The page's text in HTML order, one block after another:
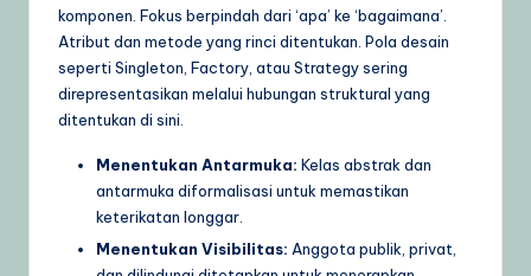
komponen. Fokus berpindah dari ‘apa’ ke ‘bagaimana’.
Atribut dan metode yang rinci ditentukan. Pola desain
seperti Singleton, Factory, atau Strategy sering
direpresentasikan melalui hubungan struktural yang
ditentukan di sini.
Menentukan Antarmuka: Kelas abstrak dan
antarmuka diformalisasi untuk memastikan
keterikatan longgar.
Menentukan Visibilitas: Anggota publik, privat,